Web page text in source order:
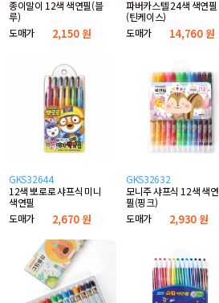
종이말이 12색 색연필(블
루)
도매가
2,150 원
파버카스텔 24색 색연필
(틴케이스)
도매가
14,760 원
GKS32644
12색 뽀로로 샤프식 미니
색연필
도매가
2,670 원
GKS32632
모니주 샤프식 12색 색연
필(핑크)
도매가
2,930 원